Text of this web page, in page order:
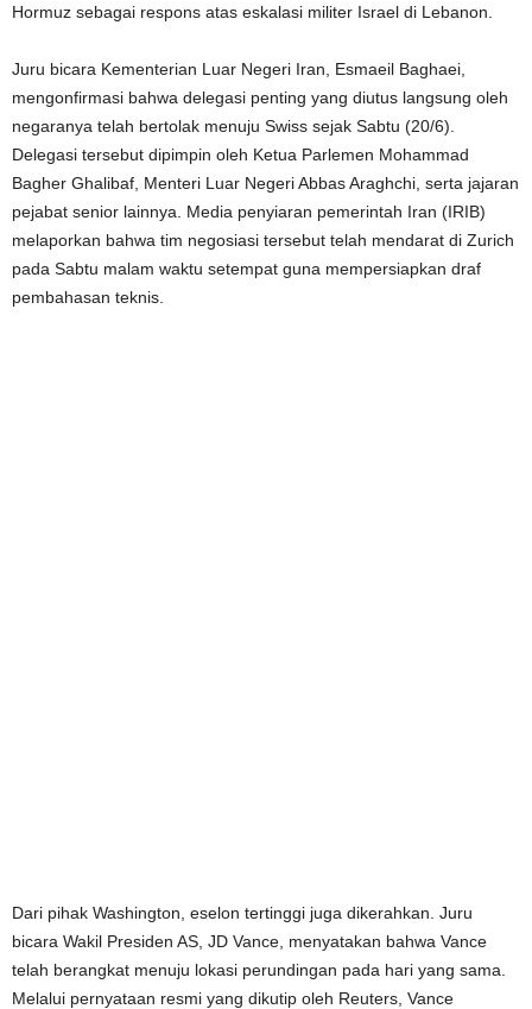
Hormuz sebagai respons atas eskalasi militer Israel di Lebanon.
Juru bicara Kementerian Luar Negeri Iran, Esmaeil Baghaei,
mengonfirmasi bahwa delegasi penting yang diutus langsung oleh
negaranya telah bertolak menuju Swiss sejak Sabtu (20/6).
Delegasi tersebut dipimpin oleh Ketua Parlemen Mohammad
Bagher Ghalibaf, Menteri Luar Negeri Abbas Araghchi, serta jajaran
pejabat senior lainnya. Media penyiaran pemerintah Iran (IRIB)
melaporkan bahwa tim negosiasi tersebut telah mendarat di Zurich
pada Sabtu malam waktu setempat guna mempersiapkan draf
pembahasan teknis.
Dari pihak Washington, eselon tertinggi juga dikerahkan. Juru
bicara Wakil Presiden AS, JD Vance, menyatakan bahwa Vance
telah berangkat menuju lokasi perundingan pada hari yang sama.
Melalui pernyataan resmi yang dikutip oleh Reuters, Vance